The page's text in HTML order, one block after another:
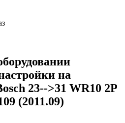
на
23-->31 WR10 2P
(2011.09)